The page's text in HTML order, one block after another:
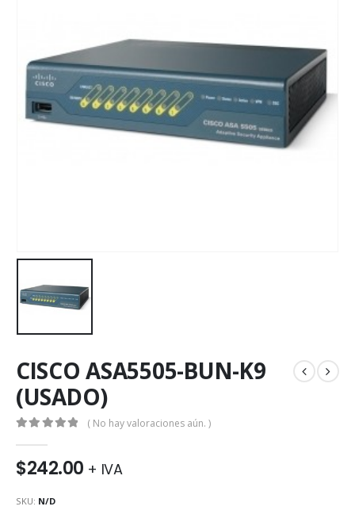
CISCO ASA5505-BUN-K9
(USADO)
( No hay valoraciones aún. )
$242.00 + IVA
SKU: N/D